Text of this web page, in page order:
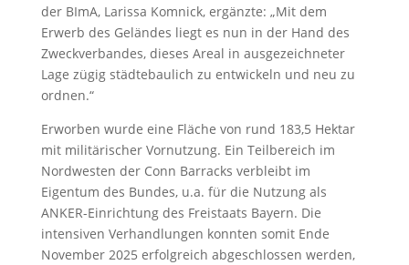
der BImA, Larissa Komnick, ergänzte: „Mit dem
Erwerb des Geländes liegt es nun in der Hand des
Zweckverbandes, dieses Areal in ausgezeichneter
Lage zügig städtebaulich zu entwickeln und neu zu
ordnen.“
Erworben wurde eine Fläche von rund 183,5 Hektar
mit militärischer Vornutzung. Ein Teilbereich im
Nordwesten der Conn Barracks verbleibt im
Eigentum des Bundes, u.a. für die Nutzung als
ANKER-Einrichtung des Freistaats Bayern. Die
intensiven Verhandlungen konnten somit Ende
November 2025 erfolgreich abgeschlossen werden,